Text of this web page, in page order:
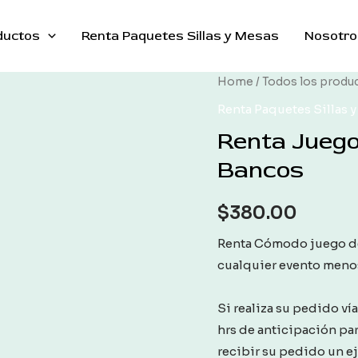
Renta Paquetes Sillas y Mesas
Home /Todos los
Renta Paquetes Sillas y
Renta
Bancos
$380.00
Renta Cómodo juego
cualquier evento
Si realiza su pedido
hrs de anticipación
recibir su pedido un